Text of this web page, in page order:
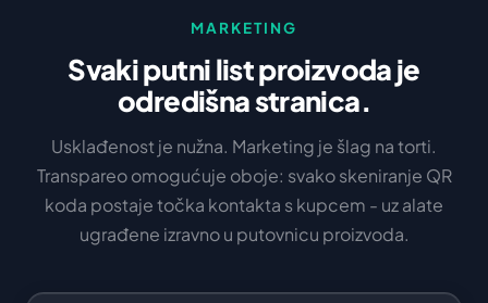
MARKETING
Svaki putni list proizvoda je
odredišna stranica.
Usklađenost je nužna. Marketing je šlag na torti.
Transpareo omogućuje oboje: svako skeniranje QR
koda postaje točka kontakta s kupcem - uz alate
ugrađene izravno u putovnicu proizvoda.